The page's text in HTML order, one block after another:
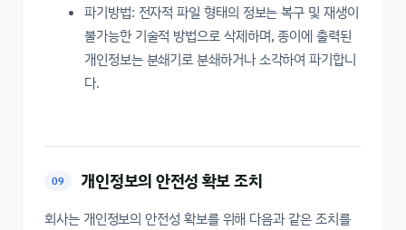
파기방법: 전자적 파일 형태의 정보는 복구 및 재생이
불가능한 기술적 방법으로 삭제하며, 종이에 출력된
개인정보는 분쇄기로 분쇄하거나 소각하여 파기합니
다.
09 개인정보의 안전성 확보 조치
회사는 개인정보의 안전성 확보를 위해 다음과 같은 조치를